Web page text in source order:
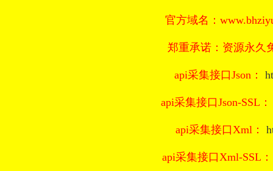
官方域名：
郑重承诺：资源永久
api采集接口Json：
api采集接口Json-SSL
api采集接口Xml：
api采集接口Xml-SSL